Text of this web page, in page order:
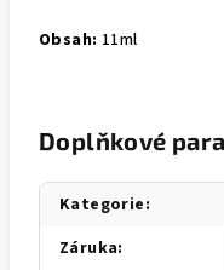
Obsah: 11ml
Doplňkové
Kategorie:
Záruka: